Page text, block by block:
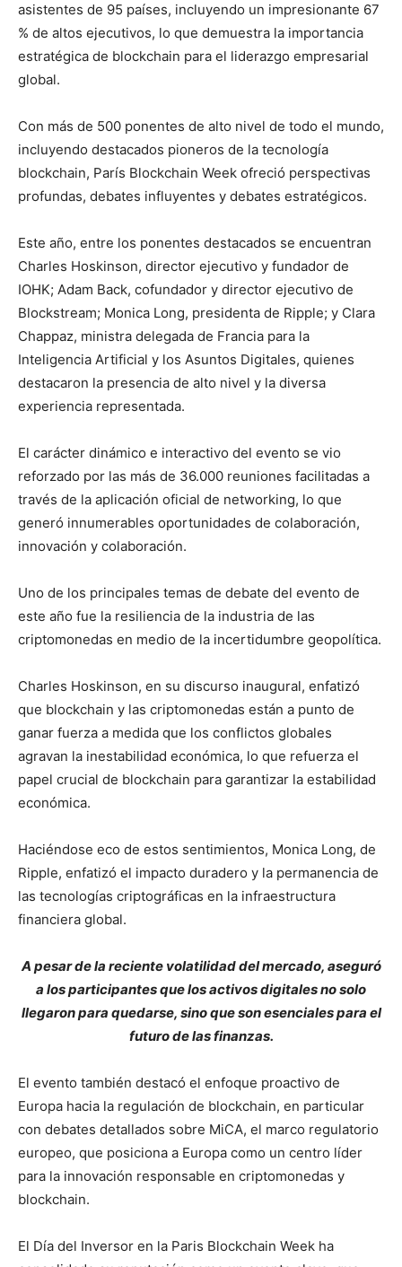
asistentes de 95 países, incluyendo un impresionante 67
% de altos ejecutivos, lo que demuestra la importancia
estratégica de blockchain para el liderazgo empresarial
global.
Con más de 500 ponentes de alto nivel de todo el mundo,
incluyendo destacados pioneros de la tecnología
blockchain, París Blockchain Week ofreció perspectivas
profundas, debates influyentes y debates estratégicos.
Este año, entre los ponentes destacados se encuentran
Charles Hoskinson, director ejecutivo y fundador de
IOHK; Adam Back, cofundador y director ejecutivo de
Blockstream; Monica Long, presidenta de Ripple; y Clara
Chappaz, ministra delegada de Francia para la
Inteligencia Artificial y los Asuntos Digitales, quienes
destacaron la presencia de alto nivel y la diversa
experiencia representada.
El carácter dinámico e interactivo del evento se vio
reforzado por las más de 36.000 reuniones facilitadas a
través de la aplicación oficial de networking, lo que
generó innumerables oportunidades de colaboración,
innovación y colaboración.
Uno de los principales temas de debate del evento de
este año fue la resiliencia de la industria de las
criptomonedas en medio de la incertidumbre geopolítica.
Charles Hoskinson, en su discurso inaugural, enfatizó
que blockchain y las criptomonedas están a punto de
ganar fuerza a medida que los conflictos globales
agravan la inestabilidad económica, lo que refuerza el
papel crucial de blockchain para garantizar la estabilidad
económica.
Haciéndose eco de estos sentimientos, Monica Long, de
Ripple, enfatizó el impacto duradero y la permanencia de
las tecnologías criptográficas en la infraestructura
financiera global.
A pesar de la reciente volatilidad del mercado, aseguró
a los participantes que los activos digitales no solo
llegaron para quedarse, sino que son esenciales para el
futuro de las finanzas.
El evento también destacó el enfoque proactivo de
Europa hacia la regulación de blockchain, en particular
con debates detallados sobre MiCA, el marco regulatorio
europeo, que posiciona a Europa como un centro líder
para la innovación responsable en criptomonedas y
blockchain.
El Día del Inversor en la Paris Blockchain Week ha